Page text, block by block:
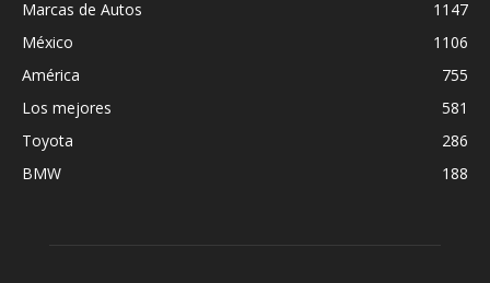
Marcas de Autos
1147
México
1106
América
755
Los mejores
581
Toyota
286
BMW
188